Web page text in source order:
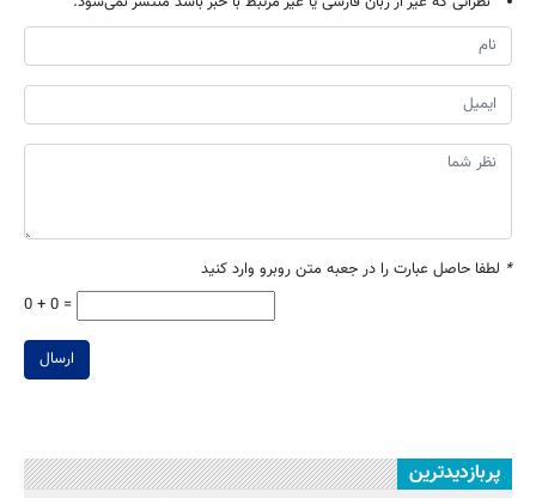
* لطفا حاصل عبارت را در جعبه متن روبرو وارد کنید
0 + 0 =
ارسال
پربازدیدترین